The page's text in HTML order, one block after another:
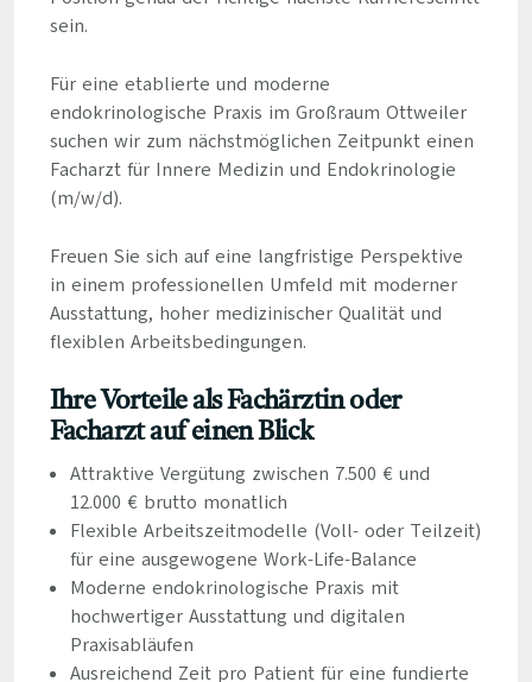
sein.
Für eine etablierte und moderne
endokrinologische Praxis im Großraum Ottweiler
suchen wir zum nächstmöglichen Zeitpunkt einen
Facharzt für Innere Medizin und Endokrinologie
(m/w/d).
Freuen Sie sich auf eine langfristige Perspektive
in einem professionellen Umfeld mit moderner
Ausstattung, hoher medizinischer Qualität und
flexiblen Arbeitsbedingungen.
Ihre Vorteile als Fachärztin oder
Facharzt auf einen Blick
Attraktive Vergütung zwischen 7.500 € und
12.000 € brutto monatlich
Flexible Arbeitszeitmodelle (Voll- oder Teilzeit)
für eine ausgewogene Work-Life-Balance
Moderne endokrinologische Praxis mit
hochwertiger Ausstattung und digitalen
Praxisabläufen
Ausreichend Zeit pro Patient für eine fundierte